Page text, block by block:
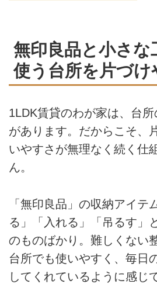
無印良品と小さな
使う台所を片づけ
1LDK賃貸のわが家は、台
があります。だからこそ、
いやすさが無理なく続く仕
ん。
「無印良品」の収納アイテ
る」「入れる」「吊るす」
のものばかり。難しくない
台所でも使いやすく、毎日
してくれているように感じ